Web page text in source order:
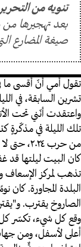
تنويه من
بعد تهجيرها من
صيغة المضارع
تقول أمي أنّ أقسى ما
تشرين السابقة، في
واعتقدت أنّني تحت
تلك الليلة في مذكّرةٍ
من حرب
كان البيت ليلتها قد
تذهب لمركز
البلدة المجاورة.
الصاروخ يقترب.
وقع كل شيء، تكسّر
أعلى لأسفل، ومن